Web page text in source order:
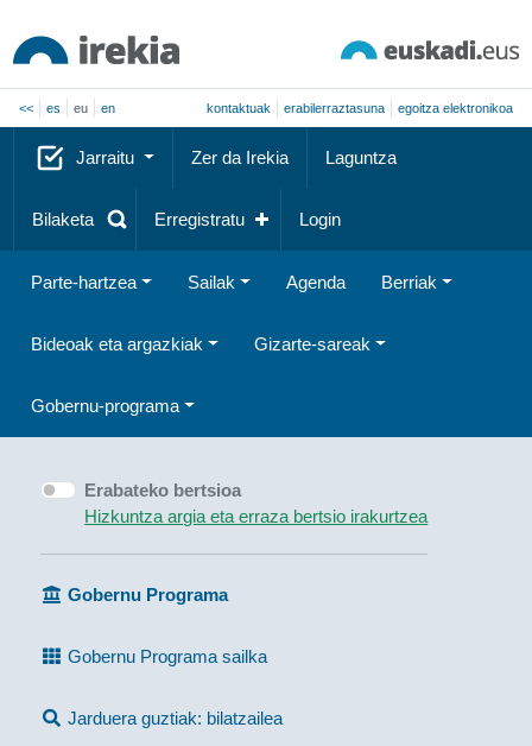
<< es eu en kontaktuak erabilerraztasuna egoitza elektronikoa
Jarraitu Zer da Irekia Laguntza
Bilaketa Erregistratu Login
Parte-hartzea Sailak Agenda Berriak
Bideoak eta argazkiak Gizarte-sareak
Gobernu-programa
Erabateko bertsioa
Hizkuntza argia eta erraza bertsio irakurtzea
Gobernu Programa
Gobernu Programa sailka
Jarduera guztiak: bilatzailea